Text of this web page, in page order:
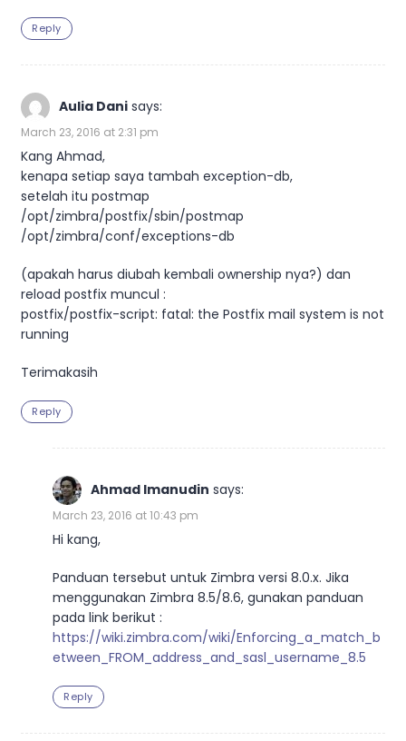
Reply
Aulia Dani says:
March 23, 2016 at 2:31 pm
Kang Ahmad,
kenapa setiap saya tambah exception-db,
setelah itu postmap
/opt/zimbra/postfix/sbin/postmap
/opt/zimbra/conf/exceptions-db
(apakah harus diubah kembali ownership nya?) dan
reload postfix muncul :
postfix/postfix-script: fatal: the Postfix mail system is not
running
Terimakasih
Reply
Ahmad Imanudin says:
March 23, 2016 at 10:43 pm
Hi kang,
Panduan tersebut untuk Zimbra versi 8.0.x. Jika
menggunakan Zimbra 8.5/8.6, gunakan panduan
pada link berikut :
https://wiki.zimbra.com/wiki/Enforcing_a_match_b
etween_FROM_address_and_sasl_username_8.5
Reply